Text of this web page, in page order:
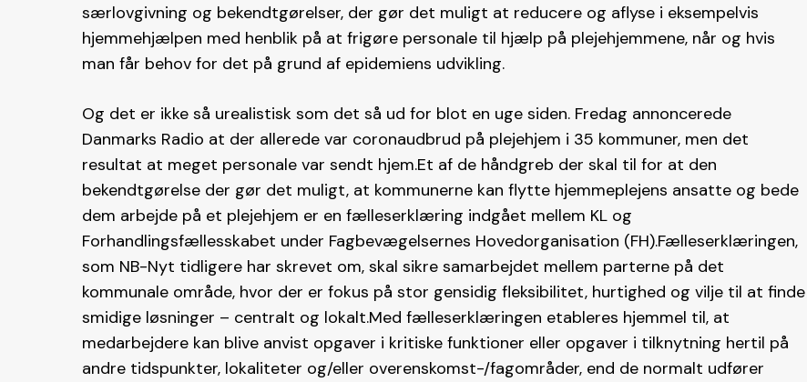
særlovgivning og bekendtgørelser, der gør det muligt at reducere og aflyse i eksempelvis
hjemmehjælpen med henblik på at frigøre personale til hjælp på plejehjemmene, når og hvis
man får behov for det på grund af epidemiens udvikling.
Og det er ikke så urealistisk som det så ud for blot en uge siden. Fredag annoncerede
Danmarks Radio at der allerede var coronaudbrud på plejehjem i 35 kommuner, men det
resultat at meget personale var sendt hjem.Et af de håndgreb der skal til for at den
bekendtgørelse der gør det muligt, at kommunerne kan flytte hjemmeplejens ansatte og bede
dem arbejde på et plejehjem er en fælleserklæring indgået mellem KL og
Forhandlingsfællesskabet under Fagbevægelsernes Hovedorganisation (FH).Fælleserklæringen,
som NB-Nyt tidligere har skrevet om, skal sikre samarbejdet mellem parterne på det
kommunale område, hvor der er fokus på stor gensidig fleksibilitet, hurtighed og vilje til at finde
smidige løsninger – centralt og lokalt.Med fælleserklæringen etableres hjemmel til, at
medarbejdere kan blive anvist opgaver i kritiske funktioner eller opgaver i tilknytning hertil på
andre tidspunkter, lokaliteter og/eller overenskomst-/fagområder, end de normalt udfører